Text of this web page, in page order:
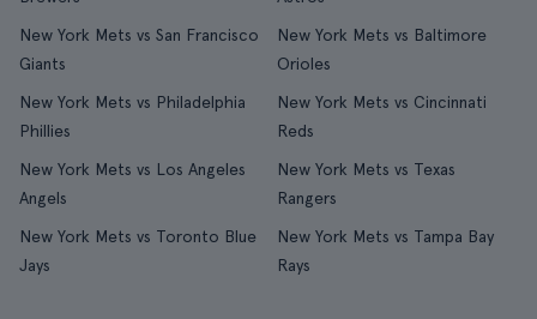
New York Mets vs San Francisco
Giants
New York Mets vs Baltimore
Orioles
New York Mets vs Philadelphia
Phillies
New York Mets vs Cincinnati
Reds
New York Mets vs Los Angeles
Angels
New York Mets vs Texas
Rangers
New York Mets vs Toronto Blue
Jays
New York Mets vs Tampa Bay
Rays